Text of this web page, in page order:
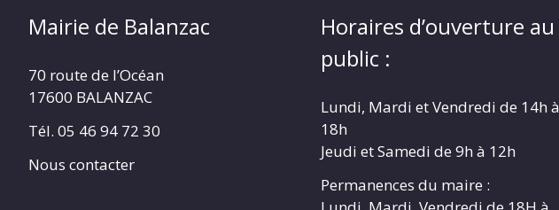
Mairie de Balanzac
70 route de l’Océan
17600 BALANZAC
Tél. 05 46 94 72 30
Nous contacter
Horaires d’ouverture au
public :
Lundi, Mardi et Vendredi de 14h à
18h
Jeudi et Samedi de 9h à 12h
Permanences du maire :